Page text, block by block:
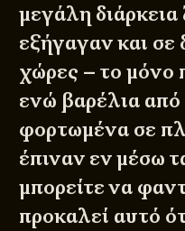
μεγάλη
εξήγαγαν και σε
χώρες – το μόνο
ενώ βαρέλια
φορτωμένα σε
έπιναν εν μέσω
μπορείτε να
προκαλεί αυτό
© 2011 - 2026
BITTERBOOZE